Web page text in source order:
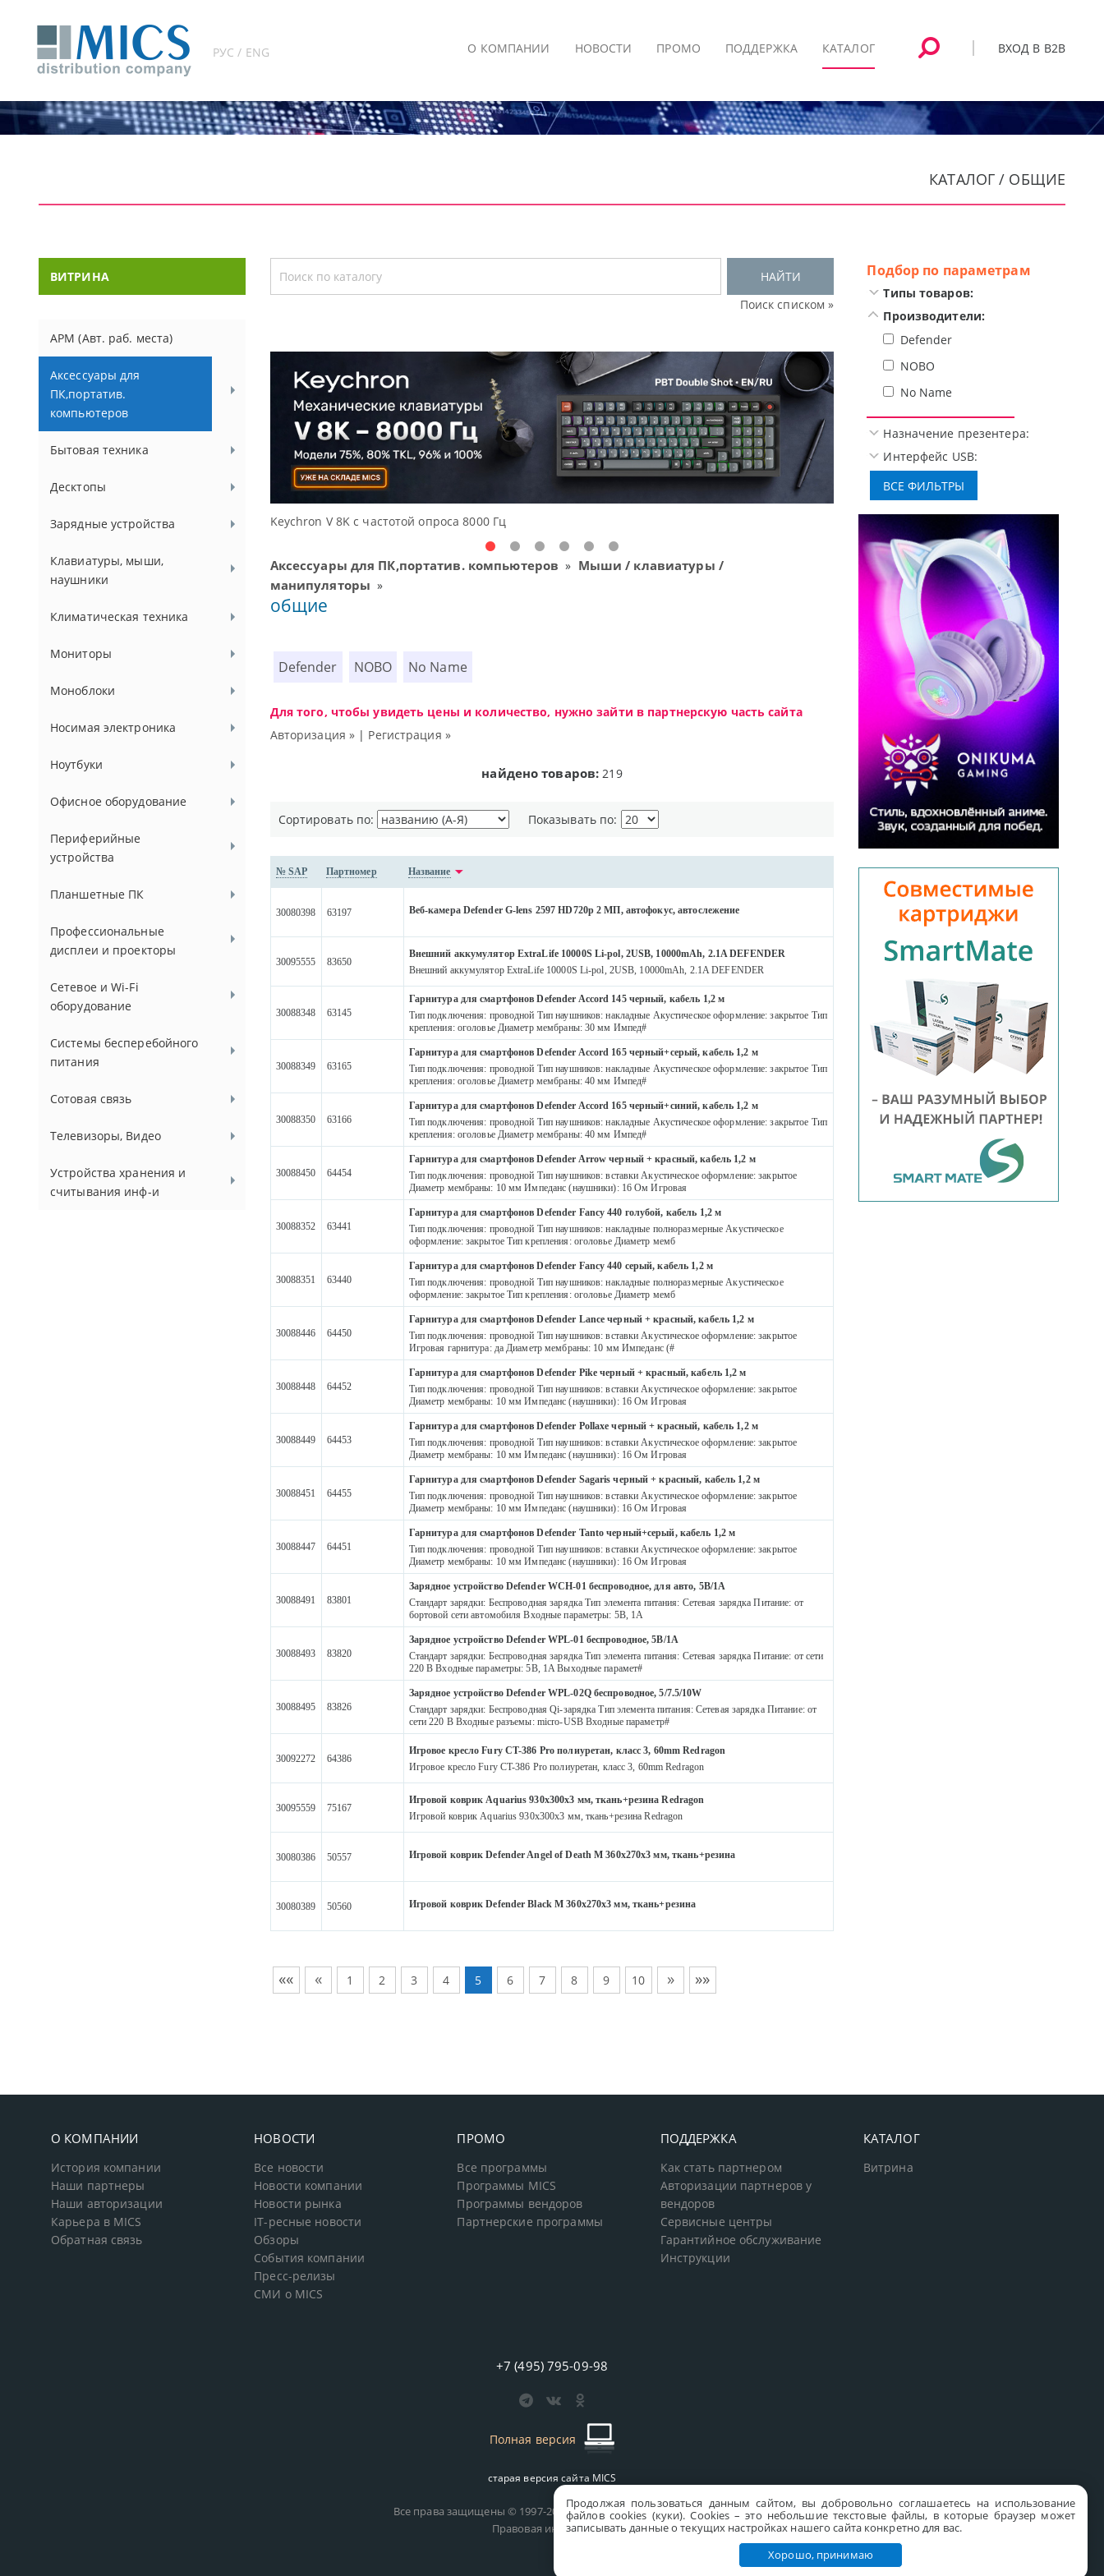
Продолжая пользоваться данным сайтом, вы добровольно соглашаетесь на использование
файлов cookies (куки). Сookies – это небольшие текстовые файлы, в которые браузер может
записывать данные о текущих настройках нашего сайта конкретно для вас.
Хорошо, принимаю
РУС / ENG ВХОД В B2B
О КОМПАНИИ НОВОСТИ ПРОМО ПОДДЕРЖКА КАТАЛОГ
КАТАЛОГ / ОБЩИЕ
ВИТРИНА
АРМ (Авт. раб. места)
Аксессуары для
ПК,портатив.
компьютеров
Бытовая техника
Десктопы
Зарядные устройства
Клавиатуры, мыши,
наушники
Климатическая техника
Мониторы
Моноблоки
Носимая электроника
Ноутбуки
Офисное оборудование
Периферийные
устройства
Планшетные ПК
Профессиональные
дисплеи и проекторы
Сетевое и Wi-Fi
оборудование
Системы бесперебойного
питания
Сотовая связь
Телевизоры, Видео
Устройства хранения и
считывания инф-и
НАЙТИ
Поиск списком »
Доступные решения начального уровня, новые мониторы Oceanview. Высокотехнологичная игровая периферия
Аксессуары для ПК,портатив. компьютеров » Мыши / клавиатуры /
манипуляторы »
общие
Defender NOBO No Name
Для того, чтобы увидеть цены и количество, нужно зайти в партнерскую часть сайта
Авторизация » | Регистрация »
найдено товаров: 219
Сортировать по: Показывать по:
№ SAP Партномер Название
30080398 63197 Веб-камера Defender G-lens 2597 HD720p 2 МП, автофокус, автослежение
30095555 83650
Внешний аккумулятор ExtraLife 10000S Li-pol, 2USB, 10000mAh, 2.1A DEFENDER
Внешний аккумулятор ExtraLife 10000S Li-pol, 2USB, 10000mAh, 2.1A DEFENDER
30088348 63145
Гарнитура для смартфонов Defender Accord 145 черный, кабель 1,2 м
Тип подключения: проводной Тип наушников: накладные Акустическое оформление: закрытое Тип
крепления: оголовье Диаметр мембраны: 30 мм Импед#
30088349 63165
Гарнитура для смартфонов Defender Accord 165 черный+серый, кабель 1,2 м
Тип подключения: проводной Тип наушников: накладные Акустическое оформление: закрытое Тип
крепления: оголовье Диаметр мембраны: 40 мм Импед#
30088350 63166
Гарнитура для смартфонов Defender Accord 165 черный+синий, кабель 1,2 м
Тип подключения: проводной Тип наушников: накладные Акустическое оформление: закрытое Тип
крепления: оголовье Диаметр мембраны: 40 мм Импед#
30088450 64454
Гарнитура для смартфонов Defender Arrow черный + красный, кабель 1,2 м
Тип подключения: проводной Тип наушников: вставки Акустическое оформление: закрытое
Диаметр мембраны: 10 мм Импеданс (наушники): 16 Ом Игровая
30088352 63441
Гарнитура для смартфонов Defender Fancy 440 голубой, кабель 1,2 м
Тип подключения: проводной Тип наушников: накладные полноразмерные Акустическое
оформление: закрытое Тип крепления: оголовье Диаметр мемб
30088351 63440
Гарнитура для смартфонов Defender Fancy 440 серый, кабель 1,2 м
Тип подключения: проводной Тип наушников: накладные полноразмерные Акустическое
оформление: закрытое Тип крепления: оголовье Диаметр мемб
30088446 64450
Гарнитура для смартфонов Defender Lance черный + красный, кабель 1,2 м
Тип подключения: проводной Тип наушников: вставки Акустическое оформление: закрытое
Игровая гарнитура: да Диаметр мембраны: 10 мм Импеданс (#
30088448 64452
Гарнитура для смартфонов Defender Pike черный + красный, кабель 1,2 м
Тип подключения: проводной Тип наушников: вставки Акустическое оформление: закрытое
Диаметр мембраны: 10 мм Импеданс (наушники): 16 Ом Игровая
30088449 64453
Гарнитура для смартфонов Defender Pollaxe черный + красный, кабель 1,2 м
Тип подключения: проводной Тип наушников: вставки Акустическое оформление: закрытое
Диаметр мембраны: 10 мм Импеданс (наушники): 16 Ом Игровая
30088451 64455
Гарнитура для смартфонов Defender Sagaris черный + красный, кабель 1,2 м
Тип подключения: проводной Тип наушников: вставки Акустическое оформление: закрытое
Диаметр мембраны: 10 мм Импеданс (наушники): 16 Ом Игровая
30088447 64451
Гарнитура для смартфонов Defender Tanto черный+серый, кабель 1,2 м
Тип подключения: проводной Тип наушников: вставки Акустическое оформление: закрытое
Диаметр мембраны: 10 мм Импеданс (наушники): 16 Ом Игровая
30088491 83801
Зарядное устройство Defender WCH-01 беспроводное, для авто, 5В/1А
Стандарт зарядки: Беспроводная зарядка Тип элемента питания: Сетевая зарядка Питание: от
бортовой сети автомобиля Входные параметры: 5В, 1A
30088493 83820
Зарядное устройство Defender WPL-01 беспроводное, 5В/1А
Стандарт зарядки: Беспроводная зарядка Тип элемента питания: Сетевая зарядка Питание: от сети
220 В Входные параметры: 5В, 1A Выходные парамет#
30088495 83826
Зарядное устройство Defender WPL-02Q беспроводное, 5/7.5/10W
Стандарт зарядки: Беспроводная Qi-зарядка Тип элемента питания: Сетевая зарядка Питание: от
сети 220 В Входные разъемы: micro-USB Входные параметр#
30092272 64386
Игровое кресло Fury CT-386 Pro полиуретан, класс 3, 60mm Redragon
Игровое кресло Fury CT-386 Pro полиуретан, класс 3, 60mm Redragon
30095559 75167
Игровой коврик Aquarius 930х300х3 мм, ткань+резина Redragon
Игровой коврик Aquarius 930х300х3 мм, ткань+резина Redragon
30080386 50557 Игровой коврик Defender Angel of Death M 360x270x3 мм, ткань+резина
30080389 50560 Игровой коврик Defender Black M 360x270x3 мм, ткань+резина
«« « 1 2 3 4 5 6 7 8 9 10 » »»
Подбор по параметрам
Типы товаров:
Производители:
Defender
NOBO
No Name
Назначение презентера:
Интерфейс USB:
О КОМПАНИИ
История компании
Наши партнеры
Наши авторизации
Карьера в MICS
Обратная связь
НОВОСТИ
Все новости
Новости компании
Новости рынка
IT-ресные новости
Обзоры
События компании
Пресс-релизы
СМИ о MICS
ПРОМО
Все программы
Программы MICS
Программы вендоров
Партнерские программы
ПОДДЕРЖКА
Как стать партнером
Авторизации партнеров у
вендоров
Сервисные центры
Гарантийное обслуживание
Инструкции
КАТАЛОГ
Витрина
+7 (495) 795-09-98
Полная версия
старая версия сайта MICS
Все права защищены © 1997-2026 MICS Distribution Company
Правовая информация